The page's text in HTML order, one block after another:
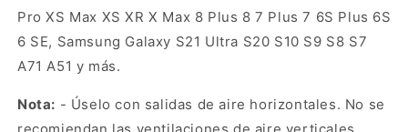
Pro XS Max XS XR X Max 8 Plus 8 7 Plus 7 6S Plus 6S
6 SE, Samsung Galaxy S21 Ultra S20 S10 S9 S8 S7
A71 A51 y más.
Nota: - Úselo con salidas de aire horizontales. No se